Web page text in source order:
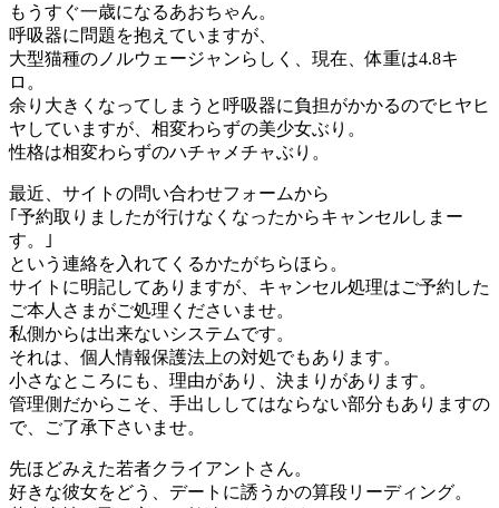
もうすぐ一歳になるあおちゃん。
呼吸器に問題を抱えていますが、
大型猫種のノルウェージャンらしく、現在、体重は4.8キ
ロ。
余り大きくなってしまうと呼吸器に負担がかかるのでヒヤヒ
ヤしていますが、相変わらずの美少女ぶり。
性格は相変わらずのハチャメチャぶり。
最近、サイトの問い合わせフォームから
｢予約取りましたが行けなくなったからキャンセルしまー
す。｣
という連絡を入れてくるかたがちらほら。
サイトに明記してありますが、キャンセル処理はご予約した
ご本人さまがご処理くださいませ。
私側からは出来ないシステムです。
それは、個人情報保護法上の対処でもあります。
小さなところにも、理由があり、決まりがあります。
管理側だからこそ、手出ししてはならない部分もありますの
で、ご了承下さいませ。
先ほどみえた若者クライアントさん。
好きな彼女をどう、デートに誘うかの算段リーディング。